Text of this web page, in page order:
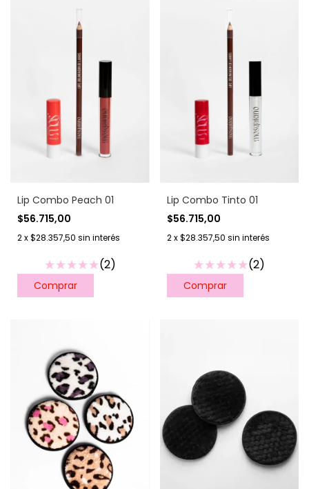
Lip Combo Peach 01
$56.715,00
2x$28.357,50 sin interés
(2)
Lip Combo Tinto 01
$56.715,00
2 x$28.357,50 sin interés
(2)